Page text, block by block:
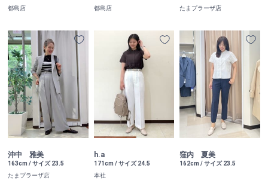
都島店
都島店
たまプラーザ店
沖中 雅美
163cm / サイズ 23.5
たまプラーザ店
h.a
171cm / サイズ 24.5
本社
窪内 夏美
162cm / サイズ 23.5